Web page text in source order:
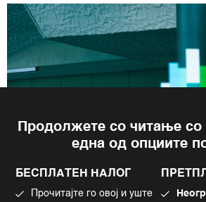
Продолжете со читање
една од опциите
БЕСПЛАТЕН НАЛОГ
Прочитајте го овој и уште